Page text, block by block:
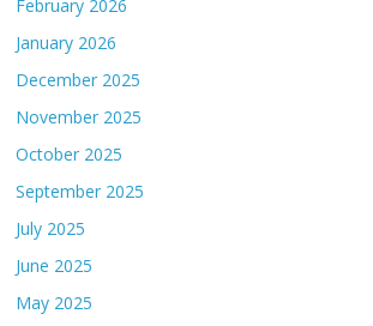
February 2026
January 2026
December 2025
November 2025
October 2025
September 2025
July 2025
June 2025
May 2025